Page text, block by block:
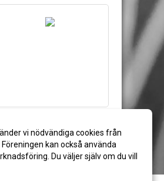
vi nödvändiga cookies från
kan också använda
Du väljer själv om du vill